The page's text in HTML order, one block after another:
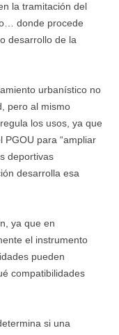
la tramitación del
donde procede
desarrollo de la
urbanístico no
pero al mismo
los usos, ya que
PGOU para “ampliar
deportivas
desarrolla esa
ya que en
el instrumento
pueden
compatibilidades
si una